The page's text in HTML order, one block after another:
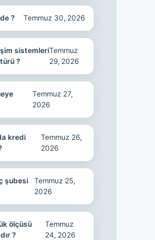
? Temmuz 30, 2026
sistemleri
?
Temmuz
29, 2026
Temmuz 27,
2026
kredi
Temmuz 26,
2026
şubesi
Temmuz 25,
2026
ölçüsü
?
Temmuz
24, 2026